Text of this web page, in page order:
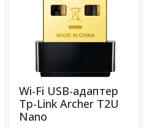
Wi-Fi USB-адаптер
Tp-Link Archer T2U
Nano